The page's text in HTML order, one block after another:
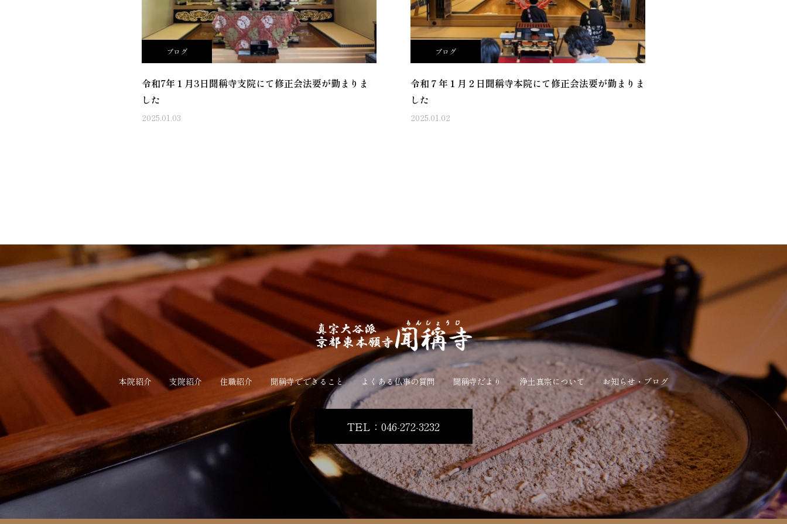
ブログ
令和7年１月3日聞稱寺支院にて修正会法要が勤まりま
した
2025.01.03
ブログ
令和７年１月２日聞稱寺本院にて修正会法要が勤まりま
した
2025.01.02
本院紹介 支院紹介 住職紹介 聞稱寺でできること よくある仏事の質問 聞稱寺だより 浄土真宗について お知らせ・ブログ
TEL：046-272-3232